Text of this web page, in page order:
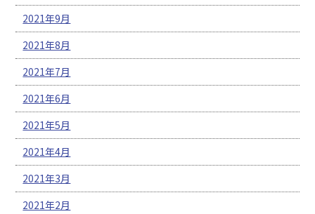
2021年9月
2021年8月
2021年7月
2021年6月
2021年5月
2021年4月
2021年3月
2021年2月